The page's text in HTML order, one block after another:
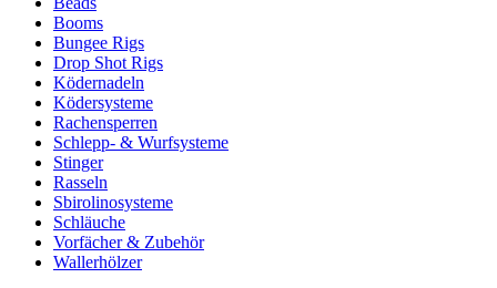
Booms
Bungee Rigs
Drop Shot Rigs
Ködernadeln
Ködersysteme
Rachensperren
Schlepp- & Wurfsysteme
Stinger
Rasseln
Sbirolinosysteme
Schläuche
Vorfächer & Zubehör
Wallerhölzer